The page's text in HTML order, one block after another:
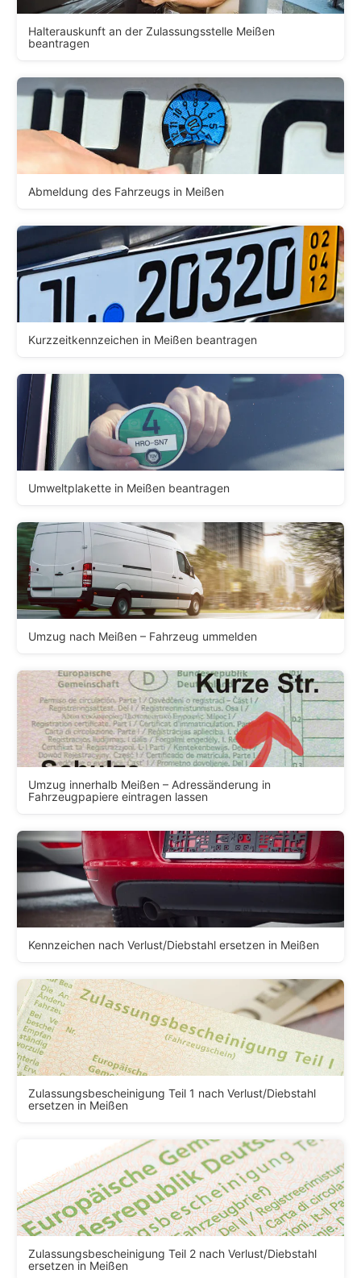
Halterauskunft an der Zulassungsstelle Meißen
beantragen
Abmeldung des Fahrzeugs in Meißen
Kurzzeitkennzeichen in Meißen beantragen
Umweltplakette in Meißen beantragen
Umzug nach Meißen – Fahrzeug ummelden
Umzug innerhalb Meißen – Adressänderung in
Fahrzeugpapiere eintragen lassen
Kennzeichen nach Verlust/Diebstahl ersetzen in Meißen
Zulassungsbescheinigung Teil 1 nach Verlust/Diebstahl
ersetzen in Meißen
Zulassungsbescheinigung Teil 2 nach Verlust/Diebstahl
ersetzen in Meißen